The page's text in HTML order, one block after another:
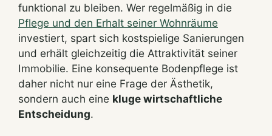
funktional zu bleiben. Wer regelmäßig in die
Pflege und den Erhalt seiner Wohnräume
investiert, spart sich kostspielige Sanierungen
und erhält gleichzeitig die Attraktivität seiner
Immobilie. Eine konsequente Bodenpflege ist
daher nicht nur eine Frage der Ästhetik,
sondern auch eine kluge wirtschaftliche
Entscheidung.